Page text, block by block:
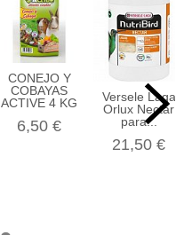
CONEJO Y
COBAYAS
ACTIVE 4 KG
6,50 €
Versele Laga
Orlux Nectar
para...
21,50 €